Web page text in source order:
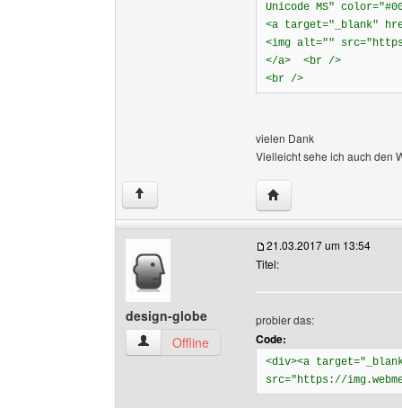
Unicode MS"
<a target="_blank"
<img alt=""
</a> <br />
<br />
vielen Dank
Vielleicht sehe ich auch den
↑ Website dieses
design-globe
design-globe Benutzer-Profile anzeigen
Offline
21.03.2017 um 13:54
Titel:
probier das:
Code:
<div><a
src="https://